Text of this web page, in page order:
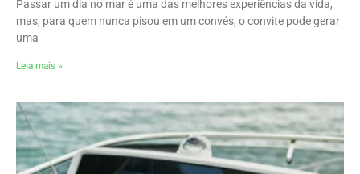
Passar um dia no mar é uma das melhores experiências da vida,
mas, para quem nunca pisou em um convés, o convite pode gerar
uma
Leia mais »